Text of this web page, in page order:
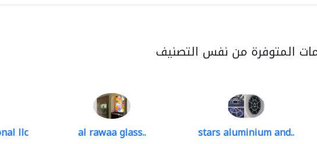
المتوفرة من نفس التصنيف
llc al rawaa glass.. stars aluminium and..